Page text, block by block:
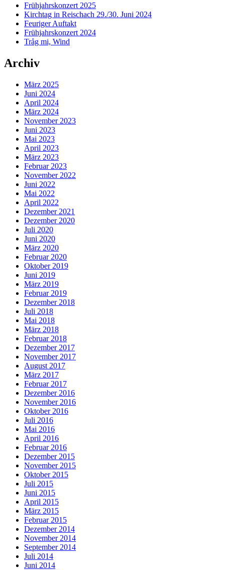
Frühjahrskonzert 2025
Kirchtag in Reischach 29./30. Juni 2024
Feuriger Auftakt
Frühjahrskonzert 2024
Tråg mi, Wind
Archiv
März 2025
Juni 2024
April 2024
März 2024
November 2023
Juni 2023
Mai 2023
April 2023
März 2023
Februar 2023
November 2022
Juni 2022
Mai 2022
April 2022
Dezember 2021
Dezember 2020
Juli 2020
Juni 2020
März 2020
Februar 2020
Oktober 2019
Juni 2019
März 2019
Februar 2019
Dezember 2018
Juli 2018
Mai 2018
März 2018
Februar 2018
Dezember 2017
November 2017
August 2017
März 2017
Februar 2017
Dezember 2016
November 2016
Oktober 2016
Juli 2016
Mai 2016
April 2016
Februar 2016
Dezember 2015
November 2015
Oktober 2015
Juli 2015
Juni 2015
April 2015
März 2015
Februar 2015
Dezember 2014
November 2014
September 2014
Juli 2014
Juni 2014